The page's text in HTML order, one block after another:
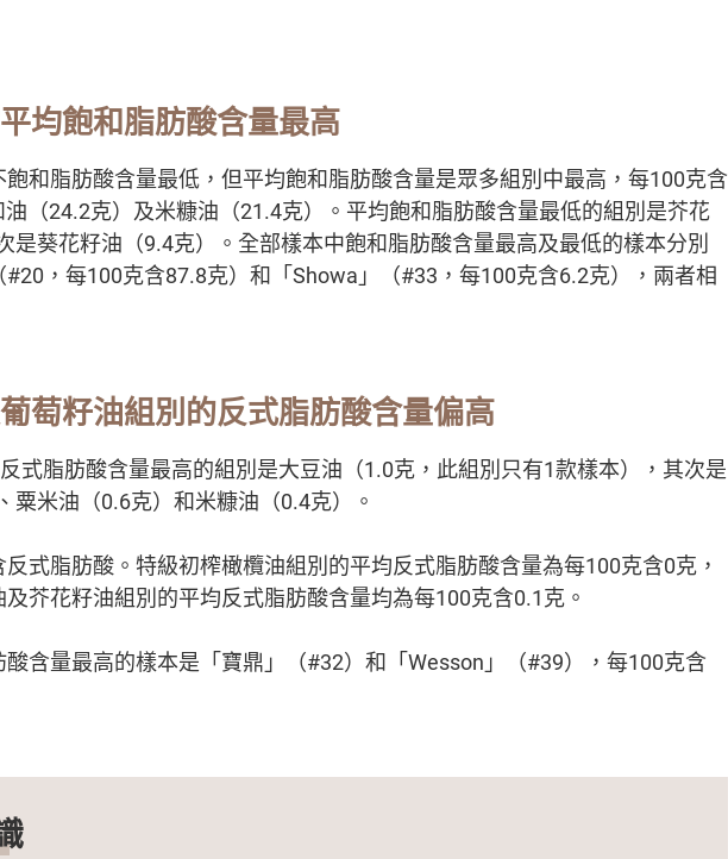
均飽和脂肪酸含量最高
和脂肪酸含量最低，但平均飽和脂肪酸含量是眾多組別中最高，每100克含
（24.2克）及米糠油（21.4克）。平均飽和脂肪酸含量最低的組別是芥花
是葵花籽油（9.4克）。全部樣本中飽和脂肪酸含量最高及最低的樣本分別
#20，每100克含87.8克）和「Showa」（#33，每100克含6.2克），兩者相
萄籽油組別的反式脂肪酸含量偏高
式脂肪酸含量最高的組別是大豆油（1.0克，此組別只有1款樣本），其次是
粟米油（0.6克）和米糠油（0.4克）。
式脂肪酸。特級初榨橄欖油組別的平均反式脂肪酸含量為每100克含0克，
芥花籽油組別的平均反式脂肪酸含量均為每100克含0.1克。
含量最高的樣本是「寶鼎」（#32）和「Wesson」（#39），每100克含